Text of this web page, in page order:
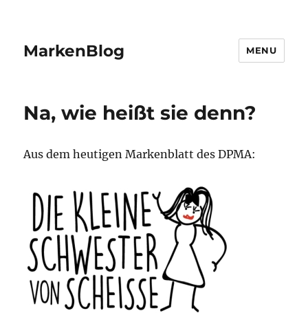
MarkenBlog MENU
Na, wie heißt sie denn?
Aus dem heutigen Markenblatt des DPMA: